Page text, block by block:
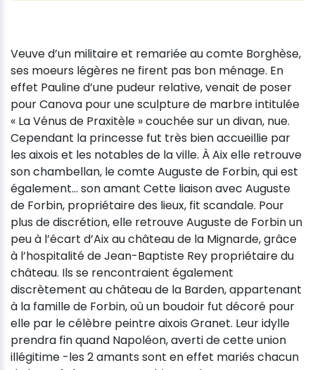
Veuve d’un militaire et remariée au comte Borghèse,
ses moeurs légères ne firent pas bon ménage. En
effet Pauline d’une pudeur relative, venait de poser
pour Canova pour une sculpture de marbre intitulée
« La Vénus de Praxitèle » couchée sur un divan, nue.
Cependant la princesse fut très bien accueillie par
les aixois et les notables de la ville. À Aix elle retrouve
son chambellan, le comte Auguste de Forbin, qui est
également... son amant Cette liaison avec Auguste
de Forbin, propriétaire des lieux, fit scandale. Pour
plus de discrétion, elle retrouve Auguste de Forbin un
peu à l’écart d’Aix au château de la Mignarde, grâce
à l’hospitalité de Jean-Baptiste Rey propriétaire du
château. Ils se rencontraient également
discrètement au château de la Barden, appartenant
à la famille de Forbin, où un boudoir fut décoré pour
elle par le célèbre peintre aixois Granet. Leur idylle
prendra fin quand Napoléon, averti de cette union
illégitime -les 2 amants sont en effet mariés chacun